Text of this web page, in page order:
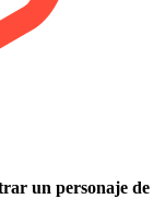
un personaje de